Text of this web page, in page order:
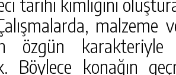
özgün
Böylece konağın